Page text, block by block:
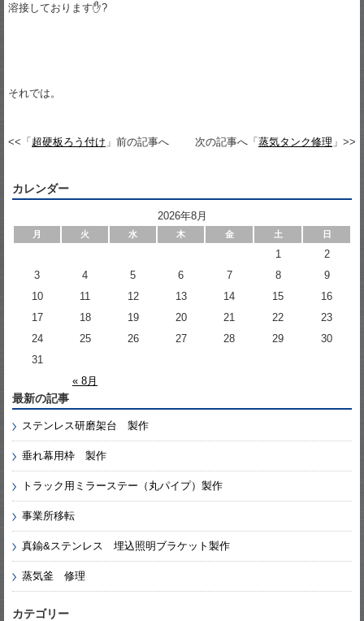
溶接しております✋?
それでは。
<<「超硬板ろう付け 」前の記事へ 次の記事へ「蒸気タンク修理 」>>
カレンダー
2026年8月
月 火 水 木 金 土 日
« 8月
1
2
3
4 5 6 7 8
9
10
11 12 13 14 15
16
17
18 19 20 21 22
23
24
25 26 27 28 29
30
31
最新の記事
ステンレス研磨架台 製作
垂れ幕用枠 製作
トラック用ミラーステー（丸パイプ）製作
事業所移転
真鍮&ステンレス 埋込照明ブラケット製作
蒸気釜 修理
カテゴリー